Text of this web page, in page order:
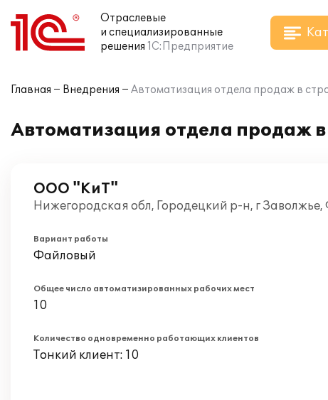
Отраслевые
и специализированные
решения 1С:Предприятие
Главная Внедрения Автоматизация отдела продаж в
Автоматизация отдела продаж
ООО "КиТ"
Нижегородская обл, Городецкий р-н, г Заволжье,
Вариант работы
Файловый
Общее число автоматизированных рабочих мест
10
Количество одновременно работающих клиентов
Тонкий клиент: 10